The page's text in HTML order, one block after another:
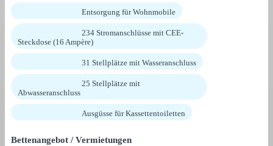
Entsorgung für Wohnmobile
234 Stromanschlüsse mit CEE-
Steckdose (16 Ampère)
31 Stellplätze mit Wasseranschluss
25 Stellplätze mit
Abwasseranschluss
Ausgüsse für Kassettentoiletten
Bettenangebot / Vermietungen